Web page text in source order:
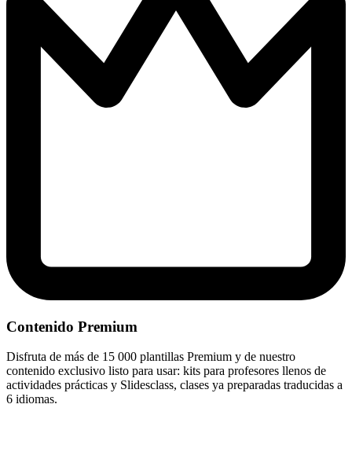
Contenido Premium
Disfruta de más de 15 000 plantillas Premium y de nuestro
contenido exclusivo listo para usar: kits para profesores llenos de
actividades prácticas y Slidesclass, clases ya preparadas traducidas a
6 idiomas.